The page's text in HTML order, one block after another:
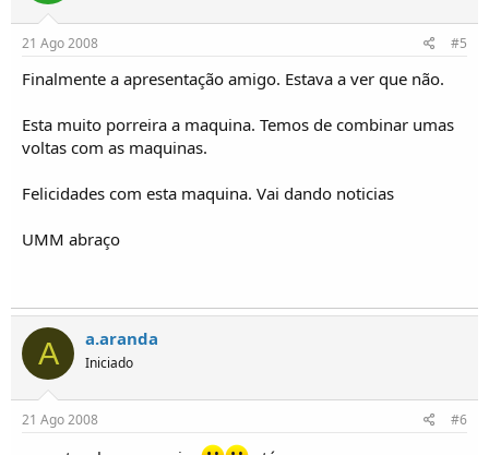
21 Ago 2008 #5
Finalmente a apresentação amigo. Estava a ver que não.
Esta muito porreira a maquina. Temos de combinar umas
voltas com as maquinas.
Felicidades com esta maquina. Vai dando noticias
UMM abraço
A a.aranda
Iniciado
21 Ago 2008 #6